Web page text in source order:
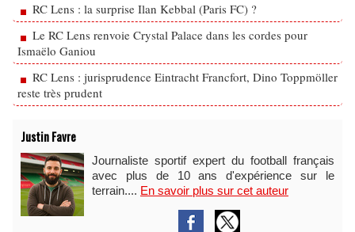
RC Lens : la surprise Ilan Kebbal (Paris FC) ?
Le RC Lens renvoie Crystal Palace dans les cordes pour
Ismaëlo Ganiou
RC Lens : jurisprudence Eintracht Francfort, Dino Toppmöller
reste très prudent
Justin Favre
Journaliste sportif expert du football français
avec plus de 10 ans d'expérience sur le
terrain.... En savoir plus sur cet auteur